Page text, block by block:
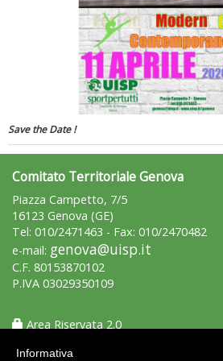
Luglio 2026: "Pensando con i piedi, si
Tiziano Pesce a Radio InBlu2000
Save the Date !
Comitato Territoriale Genova
Piazza Campetto, 7/5
16123 Genova (GE)
Tel: 010/2471463 - Fax: 010/2470482
e-mail: genova@uisp.it
C.F. 80153870102
P.IVA 03029350109
Area Riservata 2.0
Informativa